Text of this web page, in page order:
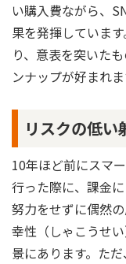
い購入費ながら、
果を発揮していま
り、意表を突いた
ンナップが好まれま
リスクの低い
10年ほど前にスマ
行った際に、課金
努力をせずに偶然
幸性（しゃこうせ
景にあります。た